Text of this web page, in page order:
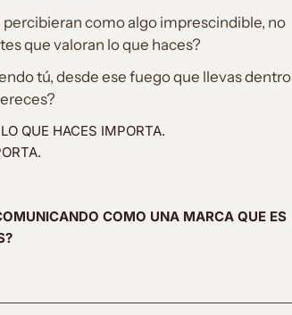
percibieran como algo imprescindible, no
que valoran lo que haces?
tú, desde ese fuego que llevas dentro
QUE HACES IMPORTA.
COMO UNA MARCA QUE ES